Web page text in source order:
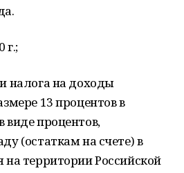
г.;
налога на доходы
13 процентов в
виде процентов,
(остаткам на счете) в
территории Российской